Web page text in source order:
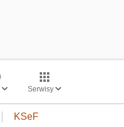
Serwisy
KSeF